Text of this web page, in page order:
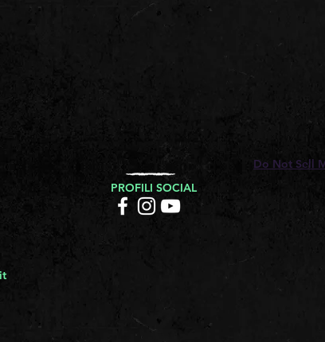
Do Not Sell
PROFILI SOCIAL